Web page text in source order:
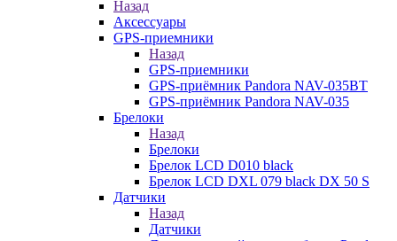
Назад
Аксессуары
GPS-приемники
Назад
GPS-приемники
GPS-приёмник Pandora NAV-035BT
GPS-приёмник Pandora NAV-035
Брелоки
Назад
Брелоки
Брелок LCD D010 black
Брелок LCD DXL 079 black DX 50 S
Датчики
Назад
Датчики